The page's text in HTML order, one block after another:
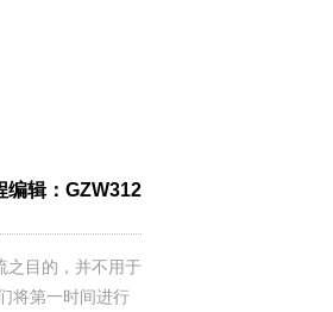
编辑：GZW312
之目的，并不用于
将第一时间进行